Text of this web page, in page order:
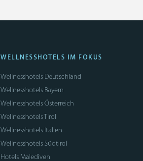
WELLNESSHOTELS IM FOKUS
Wellnesshotels Deutschland
Wellnesshotels Bayern
Wellnesshotels Österreich
Wellnesshotels Tirol
Wellnesshotels Italien
Wellnesshotels Südtirol
Hotels Malediven